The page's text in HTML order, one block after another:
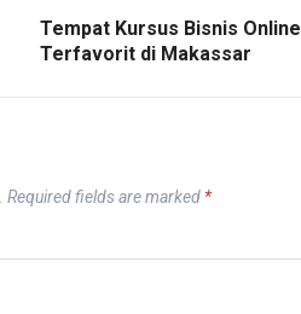
Tempat Kursus Bisnis Online
Terfavorit di Makassar
Required fields are marked *